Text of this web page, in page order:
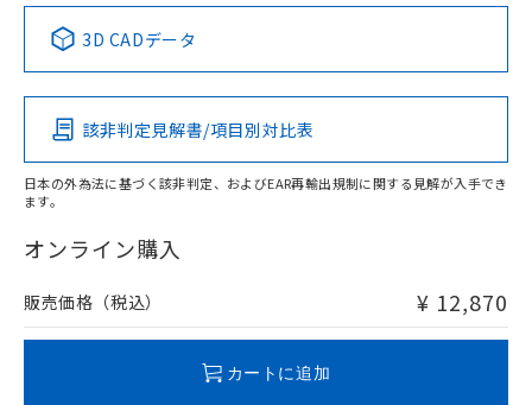
以上、n: 30mm以上
検出領域
Pb Hg Cd Cr(VI)
O
在庫等で未対応品が混在する可能性があります。
問い合わせください。
この製品の規格認証/適合状況ページへ
その他の認証はこちらのページからご検索ください
3D CADデータ
該非判定見解書/項目別対比表
日本の外為法に基づく該非判定、およびEAR再輸出規制に関する見解が入手でき
ます。
オンライン購入
販売価格（税込） ¥ 12,870
カートに追加